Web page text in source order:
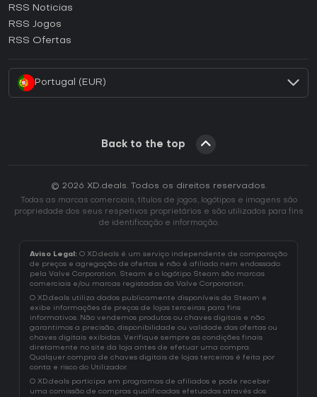
Como ativar uma CD Key Ubisoft Connect?
RSS Noticias
RSS Jogos
RSS Ofertas
Portugal (EUR)
Back to the top
© 2026 XD.deals. Todos os direitos reservados.
Todas as marcas comerciais, títulos de jogos, logótipos e imagens são
propriedade dos seus respetivos proprietários e são utilizados para fins
de identificação e informação.
Aviso Legal: O XD.deals é um serviço independente de comparação
de preços e agregação de ofertas e não é afiliado nem endossado
pela Valve Corporation. Steam e o logótipo Steam são marcas
comerciais e/ou marcas registadas da Valve Corporation.
O XD.deals utiliza dados publicamente disponíveis da Steam e
exibe informações de preços de lojas terceiras para fins
informativos. Não vendemos produtos ou chaves digitais e não
garantimos a precisão, disponibilidade ou validade das ofertas ou
chaves digitais exibidas. Verifique sempre as condições finais
diretamente no site da loja antes de efetuar uma compra.
Qualquer compra de chaves digitais de lojas terceiras é feita por
conta e risco do Utilizador.
O XD.deals participa em programas de afiliados e pode receber
uma comissão de compras qualificadas efetuadas através dos